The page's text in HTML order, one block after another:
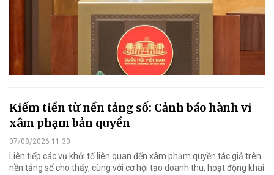
Kiếm tiền từ nền tảng số: Cảnh báo hành vi
xâm phạm bản quyền
07/08/2026 11:30
Liên tiếp các vụ khởi tố liên quan đến xâm phạm quyền tác giả trên
nền tảng số cho thấy, cùng với cơ hội tạo doanh thu, hoạt động khai